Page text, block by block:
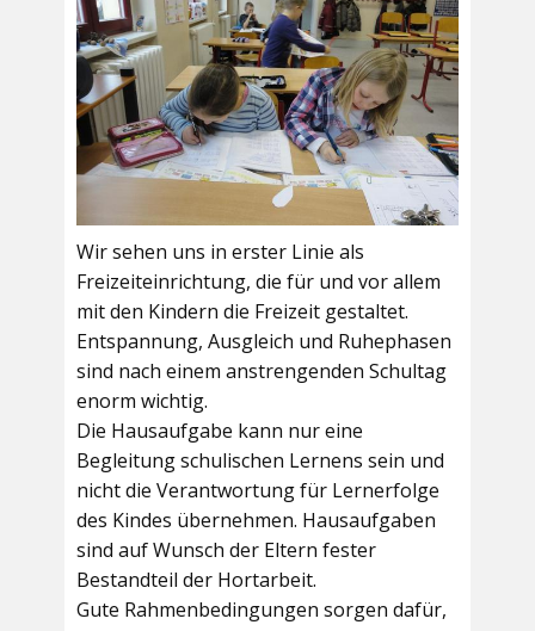
Wir sehen uns in erster Linie als
Freizeiteinrichtung, die für und vor allem
mit den Kindern die Freizeit gestaltet.
Entspannung, Ausgleich und Ruhephasen
sind nach einem anstrengenden Schultag
enorm wichtig.
Die Hausaufgabe kann nur eine
Begleitung schulischen Lernens sein und
nicht die Verantwortung für Lernerfolge
des Kindes übernehmen. Hausaufgaben
sind auf Wunsch der Eltern fester
Bestandteil der Hortarbeit.
Gute Rahmenbedingungen sorgen dafür,